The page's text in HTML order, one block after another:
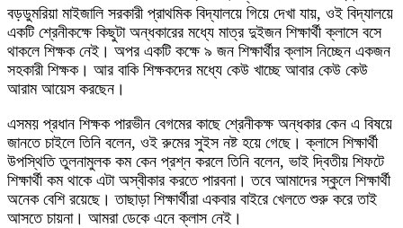
বড়ডুমরিয়া মাইজালি সরকারী প্রাথমিক বিদ্যালয়ে গিয়ে দেখা যায়, ওই বিদ্যালয়ে
একটি শ্রেনীকক্ষে কিছুটা অন্ধকারের মধ্যে মাত্র দুইজন শিক্ষার্থী ক্লাসে বসে
থাকলে শিক্ষক নেই। অপর একটি কক্ষে ৯ জন শিক্ষার্থীর ক্লাস নিচ্ছেন একজন
সহকারী শিক্ষক। আর বাকি শিক্ষকদের মধ্যে কেউ খাচ্ছে আবার কেউ কেউ
আরাম আয়েস করছেন।
এসময় প্রধান শিক্ষক পারভীন বেগমের কাছে শ্রেনীকক্ষ অন্ধকার কেন এ বিষয়ে
জানতে চাইলে তিনি বলেন, ওই রুমের সুইস নষ্ট হয়ে গেছে। ক্লাসে শিক্ষার্থী
উপস্থিতি তুলনামুলক কম কেন প্রশ্ন করলে তিনি বলেন, ভাই দ্বিতীয় শিফটে
শিক্ষার্থী কম থাকে এটা অস্বীকার করতে পারবনা। তবে আমাদের স্কুলে শিক্ষার্থী
অনেক বেশি রয়েছে। তাছাড়া শিক্ষার্থীরা একবার বাইরে খেলতে শুরু করে তাই
আসতে চায়না। আমরা ডেকে এনে ক্লাস নেই।